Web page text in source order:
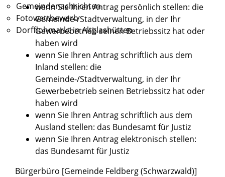
Gemeindenachrichten
Fotowettbewerb
Dorfflohmarkt in Altglashütten
wenn Sie Ihren Antrag persönlich stellen: die
Gemeinde-/Stadtverwaltung, in der Ihr
Gewerbebetrieb seinen Betriebssitz hat oder
haben wird
wenn Sie Ihren Antrag schriftlich aus dem
Inland stellen: die
Gemeinde-/Stadtverwaltung, in der Ihr
Gewerbebetrieb seinen Betriebssitz hat oder
haben wird
wenn Sie Ihren Antrag schriftlich aus dem
Ausland stellen: das Bundesamt für Justiz
wenn Sie Ihren Antrag elektronisch stellen:
das Bundesamt für Justiz
Bürgerbüro [Gemeinde Feldberg (Schwarzwald)]